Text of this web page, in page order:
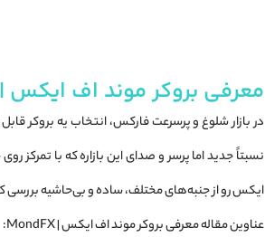
معرفی بروکر موند اف ایکس | MondFX
در بازار شلوغ و پرسرعت فارکس، انتخاب یه بروکر
نسبتاً جدید اما پرسر و صدای این بازاره که با تمرکز
ایکس رو از جنبه‌های مختلف، ساده و بی‌حاشیه بررسی
عناوین مقاله معرفی بروکر موند اف ایکس | MondFX: